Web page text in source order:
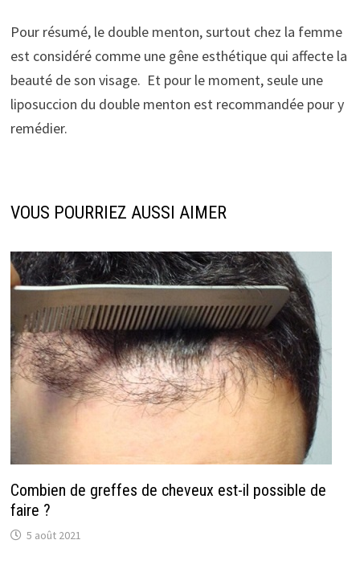
Pour résumé, le double menton, surtout chez la femme
est considéré comme une gêne esthétique qui affecte la
beauté de son visage. Et pour le moment, seule une
liposuccion du double menton est recommandée pour y
remédier.
VOUS POURRIEZ AUSSI AIMER
Combien de greffes de cheveux est-il possible de
faire ?
5 août 2021